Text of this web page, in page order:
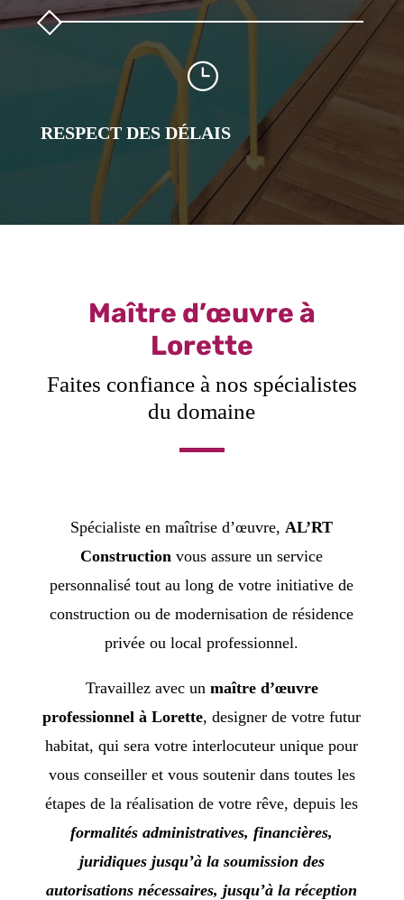
}
RESPECT DES DÉLAIS
Maître d’œuvre à
Lorette
Faites confiance à nos spécialistes
du domaine
Spécialiste en maîtrise d’œuvre, AL’RT
Construction vous assure un service
personnalisé tout au long de votre initiative de
construction ou de modernisation de résidence
privée ou local professionnel.
Travaillez avec un maître d’œuvre
professionnel à Lorette, designer de votre futur
habitat, qui sera votre interlocuteur unique pour
vous conseiller et vous soutenir dans toutes les
étapes de la réalisation de votre rêve, depuis les
formalités administratives, financières,
juridiques jusqu’à la soumission des
autorisations nécessaires, jusqu’à la réception